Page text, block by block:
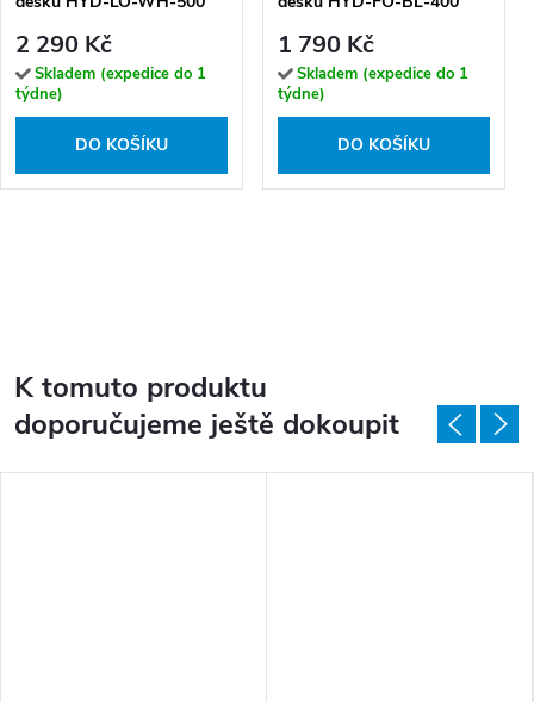
2 290 Kč
Skladem (expedice do 1
týdne)
DO KOŠÍKU
1 790 Kč
Skladem (expedice do 1
týdne)
DO KOŠÍKU
K tomuto produktu
doporučujeme ještě dokoupit